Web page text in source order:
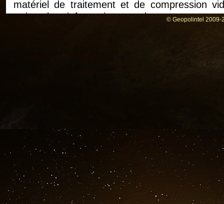
matériel de traitement et de compression
traiter les informations et les
© Geopolintel 2009-